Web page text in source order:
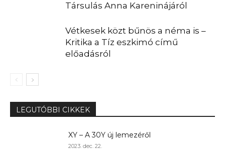
Társulás Anna Kareninájáról
Vétkesek közt bűnös a néma is –
Kritika a Tíz eszkimó című
előadásról
LEGUTÓBBI CIKKEK
XY – A 30Y új lemezéről
2023. dec. 22.